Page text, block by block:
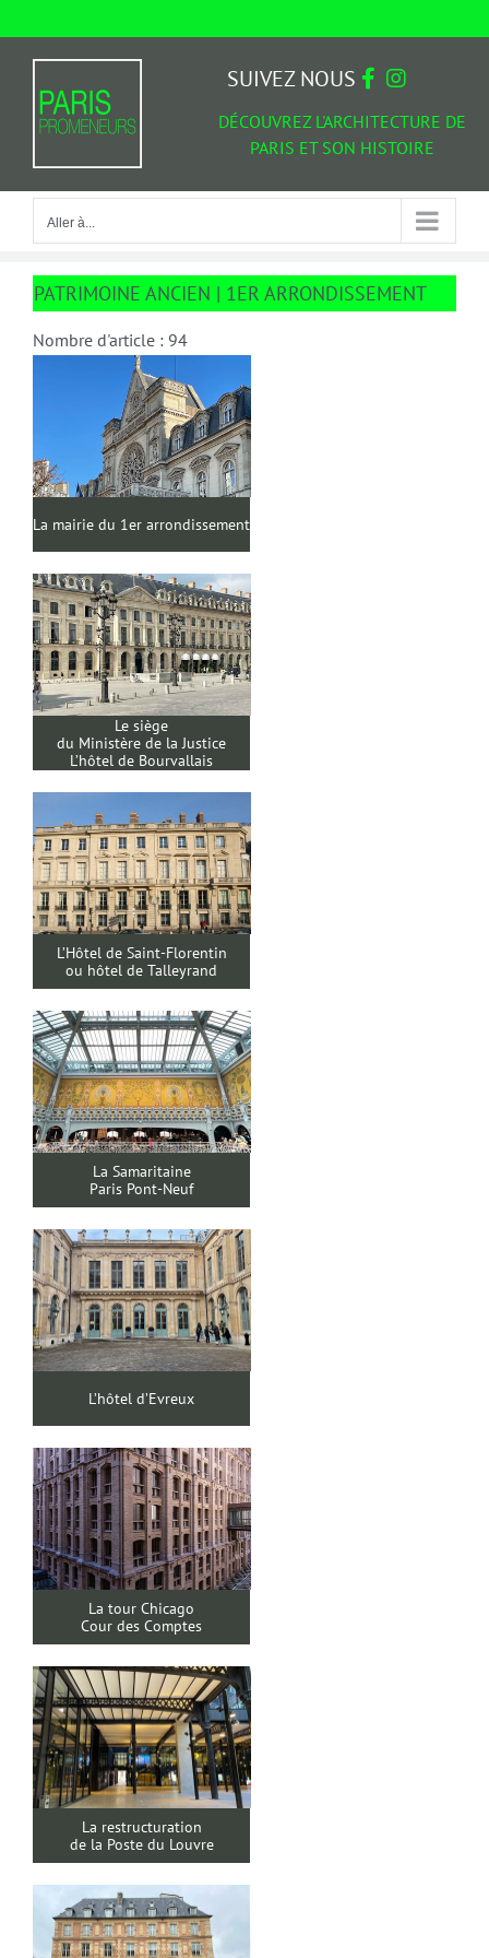
Aller à...
DÉCOUVREZ L'ARCHITECTURE DE
PARIS ET SON HISTOIRE
SUIVEZ NOUS
Aller à...
PATRIMOINE ANCIEN | 1ER ARRONDISSEMENT
Nombre d'article : 94
La mairie du 1er arrondissement
Le siège
du Ministère de la Justice
L’hôtel de Bourvallais
L’Hôtel de Saint-Florentin
ou hôtel de Talleyrand
La Samaritaine
Paris Pont-Neuf
L’hôtel d’Evreux
La tour Chicago
Cour des Comptes
La restructuration
de la Poste du Louvre